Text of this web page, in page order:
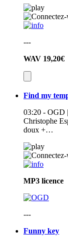
---
WAV 19,20€
Find my
03:20 - OGD
Christophe
doux +…
MP3 licence
---
Funny key